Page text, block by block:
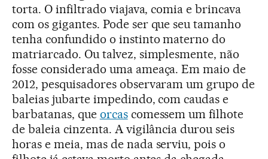
torta. O infiltrado viajava, comia e brincava
com os gigantes. Pode ser que seu tamanho
tenha confundido o instinto materno do
matriarcado. Ou talvez, simplesmente, não
fosse considerado uma ameaça. Em maio de
2012, pesquisadores observaram um grupo de
baleias jubarte impedindo, com caudas e
barbatanas, que orcascomessem um filhote
de baleia cinzenta. A vigilância durou seis
horas e meia, mas de nada serviu, pois o